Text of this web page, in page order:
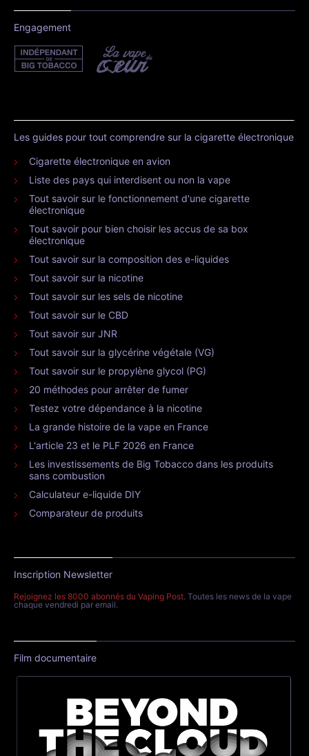
Engagement
Les guides pour tout comprendre sur la cigarette électronique
Cigarette électronique en avion
Liste des pays qui interdisent ou non la vape
Tout savoir sur le fonctionnement d'une cigarette
électronique
Tout savoir pour bien choisir les accus de sa box
électronique
Tout savoir sur la composition des e-liquides
Tout savoir sur la nicotine
Tout savoir sur les sels de nicotine
Tout savoir sur le CBD
Tout savoir sur JNR
Tout savoir sur la glycérine végétale (VG)
Tout savoir sur le propylène glycol (PG)
20 méthodes pour arrêter de fumer
Testez votre dépendance à la nicotine
La grande histoire de la vape en France
L'article 23 et le PLF 2026 en France
Les investissements de Big Tobacco dans les produits
sans combustion
Calculateur e-liquide DIY
Comparateur de produits
Inscription Newsletter
Rejoignez les 8000 abonnés du Vaping Post. Toutes les news de la vape
chaque vendredi par email.
Film documentaire